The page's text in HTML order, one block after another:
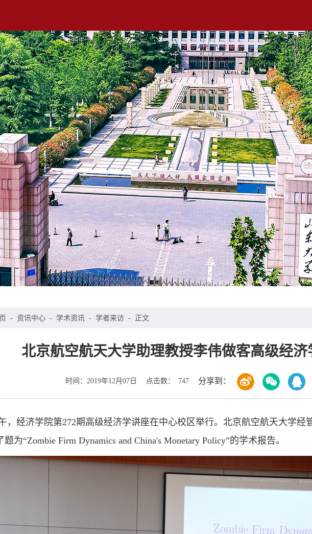
- 资讯中心 - 学术资讯 - 学者来访 - 正文
北京航空航天大学助理教授李伟做客高级经济
时间： 2019年12月07日 点击数： 747 分享到：
，经济学院第272期高级经济学讲座在中心校区举行。北京航空航天大学经
为“Zombie Firm Dynamics and China's Monetary Policy”的学术报告。